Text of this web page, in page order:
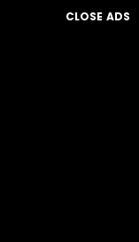
CLOSE ADS